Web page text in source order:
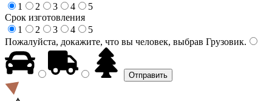
1
2 3 4
5
Срок изготовления
1
2 3 4
5
Пожалуйста, докажите, что вы человек, выбрав Грузовик.